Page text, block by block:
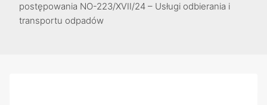
postępowania NO-223/XVII/24 – Usługi odbierania i
transportu odpadów